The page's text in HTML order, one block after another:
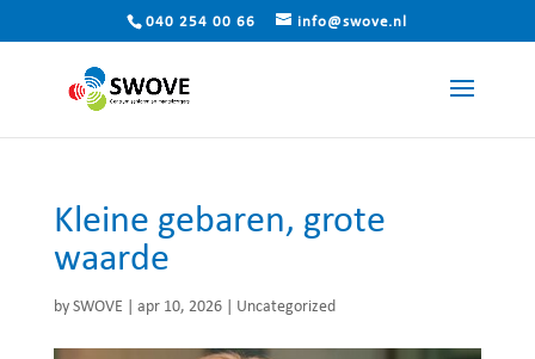
040 254 00 66 info@swove.nl
Kleine gebaren, grote
waarde
by SWOVE apr 10, 2026| Uncategorized